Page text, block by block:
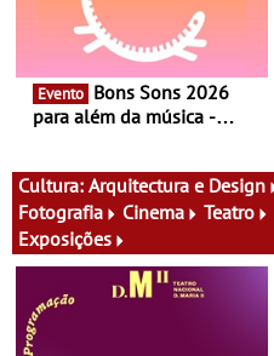
Evento
para além da música -
atividades para toda a
família e muito mais
Cultura: Arquitectura e Design
Fotografia
Cinema Teatro
Exposições